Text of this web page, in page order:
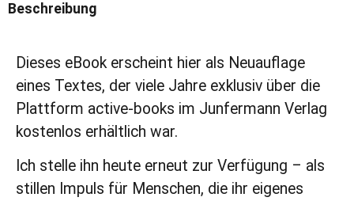
Beschreibung
Dieses eBook erscheint hier als Neuauflage
eines Textes, der viele Jahre exklusiv über die
Plattform active-books im Junfermann Verlag
kostenlos erhältlich war.
Ich stelle ihn heute erneut zur Verfügung – als
stillen Impuls für Menschen, die ihr eigenes